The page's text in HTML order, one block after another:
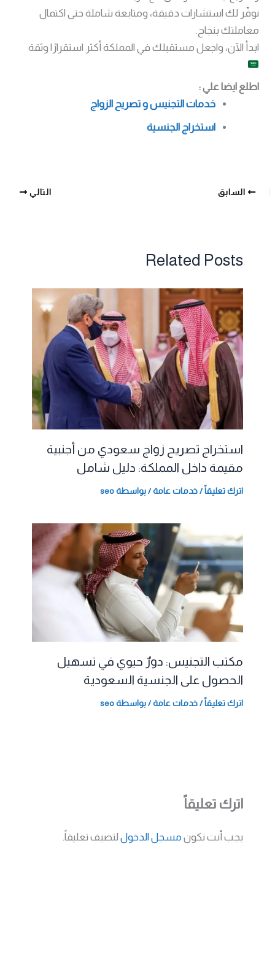
نوفّر لك استشارات دقيقة، ومتابعة شاملة حتى اكتمال
معاملتك بنجاح.
ابدأ الآن، واجعل مستقبلك في المملكة أكثر استقرارًا وثقة
اطلع ايضا علي :
خدمات التجنيس و تصريح الزواج
استخراج الجنسية
السابق التالي
Related Posts
استخراج تصريح زواج سعودي من أجنبية
مقيمة داخل المملكة: دليل شامل
اترك تعليقاً/خدمات عامة/ بواسطة seo
مكتب التجنيس: دورٌ حيوي في تسهيل
الحصول على الجنسية السعودية
اترك تعليقاً/خدمات عامة/ بواسطة seo
اترك تعليقاً
يجب أنت تكون مسجل الدخوللتضيف تعليقاً.